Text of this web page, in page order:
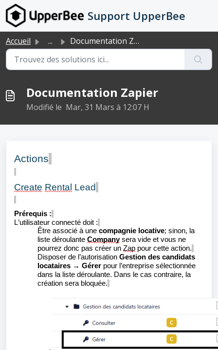
Passer au contenu principal
Support UpperBee
Accueil ... Documentation Zapier
Documentation Zapier
Modifié le Mar, 31 Mars à 12:07 H
Actions
Create Rental Lead
Prérequis :
L’utilisateur connecté doit :
Être associé à une compagnie locative; sinon, la
liste déroulante Company sera vide et vous ne
pourrez donc pas créer un Zap pour cette action.
Disposer de l’autorisation Gestion des candidats
locataires → Gérer pour l’entreprise sélectionnée
dans la liste déroulante. Dans le cas contraire, la
création sera bloquée.